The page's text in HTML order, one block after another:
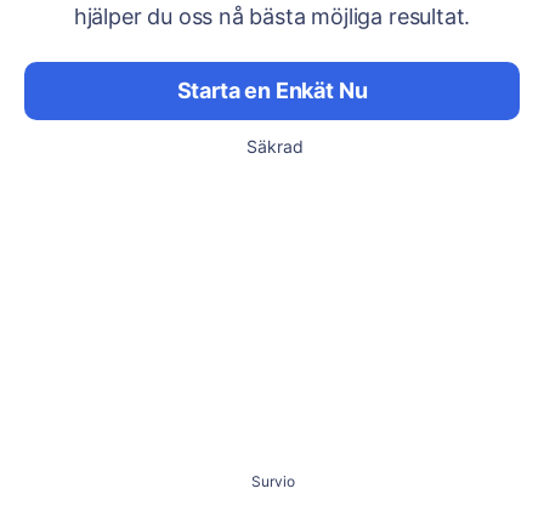
hjälper du oss nå bästa möjliga resultat.
Starta en Enkät Nu
Säkrad
Survio